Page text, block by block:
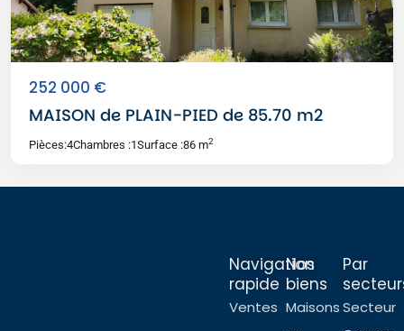
252 000 €
MAISON de PLAIN-PIED de 85.70 m2
Pièces:4Chambres :1Surface :86 m2
Navigation
rapide
Ventes
Nos
biens
Maisons
Par
Secteur